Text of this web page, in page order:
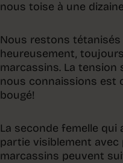
nous toise à une
Nous restons tétanisés
heureusement,
marcassins. La tension
nous connaissions est
bougé!
La seconde femelle qui
partie visiblement
marcassins peuvent